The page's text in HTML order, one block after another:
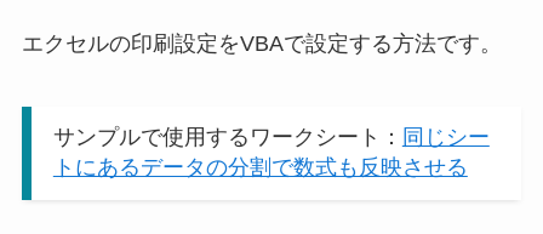
エクセルの印刷設定をVBAで設定する方法です。
サンプルで使用するワークシート： 同じシー
トにあるデータの分割で数式も反映させる